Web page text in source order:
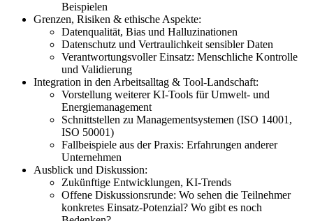
Beispielen
Grenzen, Risiken & ethische Aspekte:
Datenqualität, Bias und Halluzinationen
Datenschutz und Vertraulichkeit sensibler Daten
Verantwortungsvoller Einsatz: Menschliche Kontrolle
und Validierung
Integration in den Arbeitsalltag & Tool-Landschaft:
Vorstellung weiterer KI-Tools für Umwelt- und
Energiemanagement
Schnittstellen zu Managementsystemen (ISO 14001,
ISO 50001)
Fallbeispiele aus der Praxis: Erfahrungen anderer
Unternehmen
Ausblick und Diskussion:
Zukünftige Entwicklungen, KI-Trends
Offene Diskussionsrunde: Wo sehen die Teilnehmer
konkretes Einsatz-Potenzial? Wo gibt es noch